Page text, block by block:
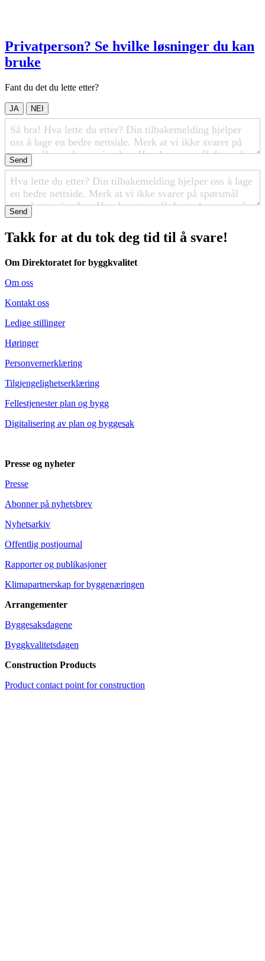
Privatperson? Se hvilke løsninger du kan
bruke
Fant du det du lette etter?
JA NEI
Send
Send
Takk for at du tok deg tid til å svare!
Om Direktoratet for byggkvalitet
Om oss
Kontakt oss
Ledige stillinger
Høringer
Personvernerklæring
Tilgjengelighetserklæring
Fellestjenester plan og bygg
Digitalisering av plan og byggesak
Presse og nyheter
Presse
Abonner på nyhetsbrev
Nyhetsarkiv
Offentlig postjournal
Rapporter og publikasjoner
Klimapartnerskap for byggenæringen
Arrangementer
Byggesaksdagene
Byggkvalitetsdagen
Construction Products
Product contact point for construction